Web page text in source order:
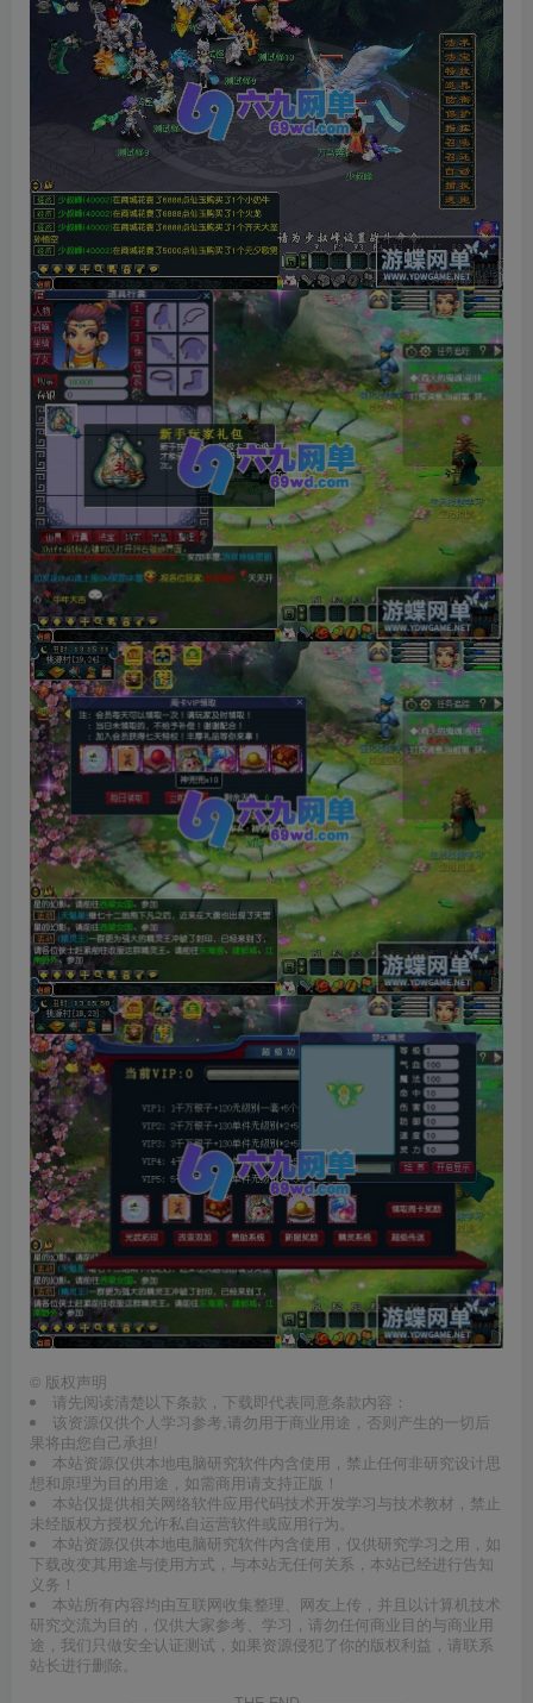
© 版权声明
请先阅读清楚以下条款，下载即代表同意条款内容：
该资源仅供个人学习参考,请勿用于商业用途，否则产生的一切后
果将由您自己承担!
本站资源仅供本地电脑研究软件内含使用，禁止任何非研究设计思
想和原理为目的用途，如需商用请支持正版！
本站仅提供相关网络软件应用代码技术开发学习与技术教材，禁止
未经版权方授权允许私自运营软件或应用行为。
本站资源仅供本地电脑研究软件内含使用，仅供研究学习之用，如
下载改变其用途与使用方式，与本站无任何关系，本站已经进行告知
义务！
本站所有内容均由互联网收集整理、网友上传，并且以计算机技术
研究交流为目的，仅供大家参考、学习，请勿任何商业目的与商业用
途，我们只做安全认证测试，如果资源侵犯了你的版权利益，请联系
站长进行删除。